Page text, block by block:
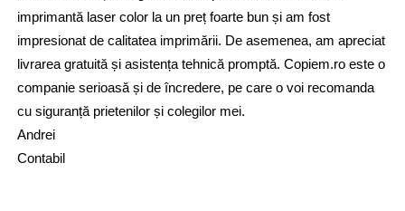
imprimantă laser color la un preț foarte bun și am fost
impresionat de calitatea imprimării. De asemenea, am apreciat
livrarea gratuită și asistența tehnică promptă. Copiem.ro este o
companie serioasă și de încredere, pe care o voi recomanda
cu siguranță prietenilor și colegilor mei.
Andrei
Contabil